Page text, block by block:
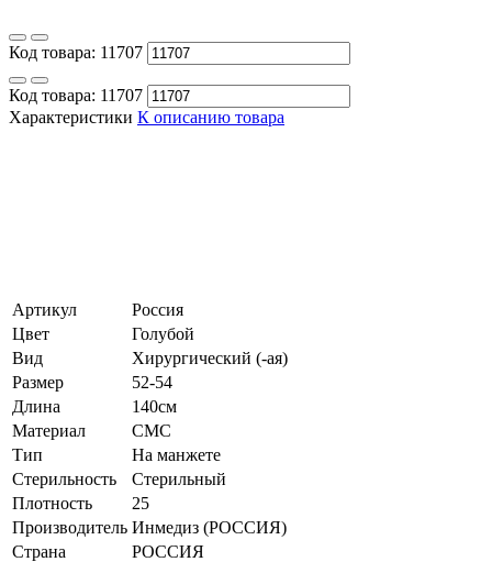
Код товара: 11707
Код товара: 11707
Характеристики К описанию товара
Артикул
Россия
Цвет
Голубой
Вид
Хирургический (-ая)
Размер
52-54
Длина
140см
Материал
СМС
Тип
На манжете
Стерильность
Стерильный
Плотность
25
Производитель Инмедиз (РОССИЯ)
Страна
РОССИЯ